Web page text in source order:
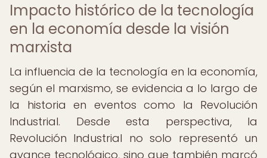
Impacto histórico de la tecnología
en la economía desde la visión
marxista
La influencia de la tecnología en la economía,
según el marxismo, se evidencia a lo largo de
la historia en eventos como la Revolución
Industrial. Desde esta perspectiva, la
Revolución Industrial no solo representó un
avance tecnológico, sino que también marcó